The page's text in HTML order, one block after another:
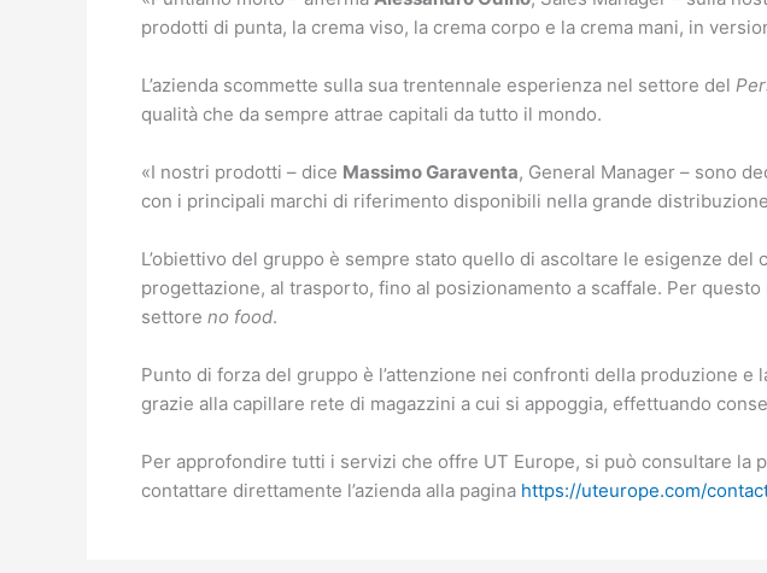
prodotti di punta, la crema viso, la crema corpo e la crema mani, in
L’azienda scommette sulla sua trentennale esperienza nel settore del
qualità che da sempre attrae capitali da tutto il mondo.
«I nostri prodotti – dice Massimo Garaventa, General Manager – sono
con i principali marchi di riferimento disponibili nella grande
L’obiettivo del gruppo è sempre stato quello di ascoltare le esigenze
progettazione, al trasporto, fino al posizionamento a scaffale. Per
settore no food.
Punto di forza del gruppo è l’attenzione nei confronti della produzione
grazie alla capillare rete di magazzini a cui si appoggia, effettuando
Per approfondire tutti i servizi che offre UT Europe, si può consultare la
contattare direttamente l’azienda alla pagina https://uteurope.com/